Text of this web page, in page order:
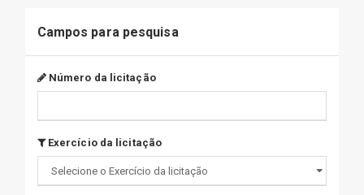
Campos para pesquisa
Número da licitação
Exercício da licitação